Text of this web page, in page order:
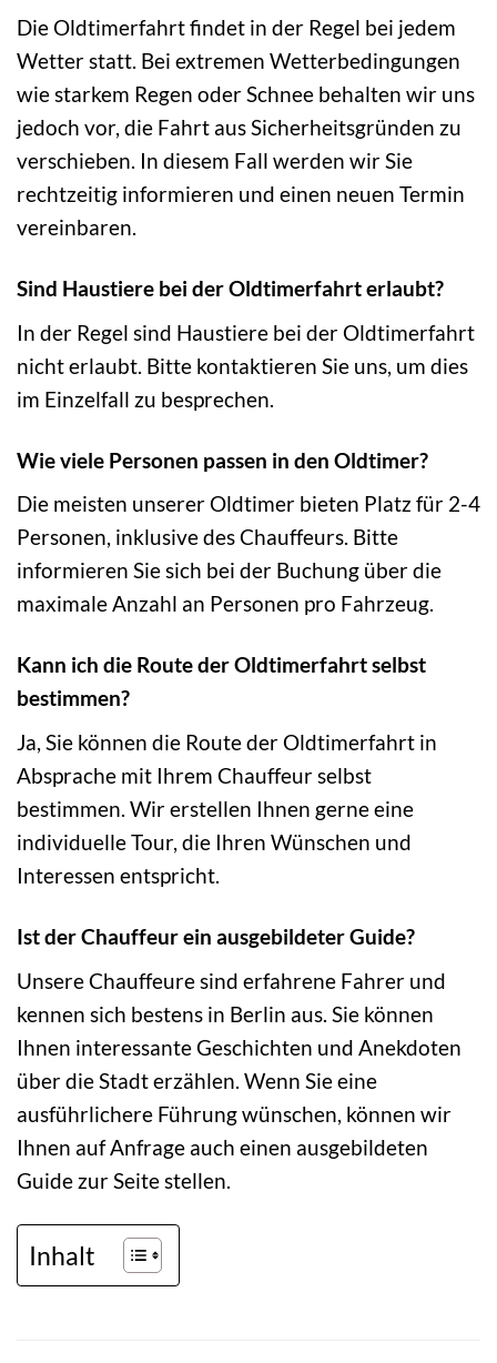
Die Oldtimerfahrt findet in der Regel bei jedem
Wetter statt. Bei extremen Wetterbedingungen
wie starkem Regen oder Schnee behalten wir uns
jedoch vor, die Fahrt aus Sicherheitsgründen zu
verschieben. In diesem Fall werden wir Sie
rechtzeitig informieren und einen neuen Termin
vereinbaren.
Sind Haustiere bei der Oldtimerfahrt erlaubt?
In der Regel sind Haustiere bei der Oldtimerfahrt
nicht erlaubt. Bitte kontaktieren Sie uns, um dies
im Einzelfall zu besprechen.
Wie viele Personen passen in den Oldtimer?
Die meisten unserer Oldtimer bieten Platz für 2-4
Personen, inklusive des Chauffeurs. Bitte
informieren Sie sich bei der Buchung über die
maximale Anzahl an Personen pro Fahrzeug.
Kann ich die Route der Oldtimerfahrt selbst
bestimmen?
Ja, Sie können die Route der Oldtimerfahrt in
Absprache mit Ihrem Chauffeur selbst
bestimmen. Wir erstellen Ihnen gerne eine
individuelle Tour, die Ihren Wünschen und
Interessen entspricht.
Ist der Chauffeur ein ausgebildeter Guide?
Unsere Chauffeure sind erfahrene Fahrer und
kennen sich bestens in Berlin aus. Sie können
Ihnen interessante Geschichten und Anekdoten
über die Stadt erzählen. Wenn Sie eine
ausführlichere Führung wünschen, können wir
Ihnen auf Anfrage auch einen ausgebildeten
Guide zur Seite stellen.
Inhalt